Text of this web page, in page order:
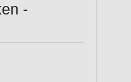
-